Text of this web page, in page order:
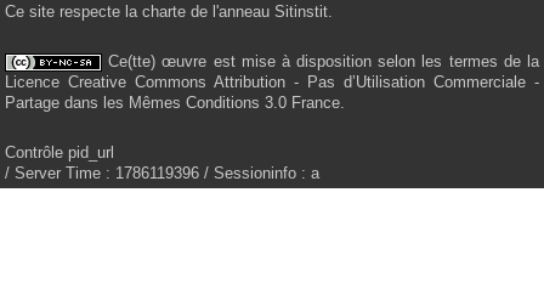
Ce site respecte la charte de l'anneau Sitinstit.
Ce(tte) œuvre est mise à disposition selon les termes de la
Licence Creative Commons Attribution - Pas d’Utilisation Commerciale -
Partage dans les Mêmes Conditions 3.0 France.
Contrôle pid_url
/ Server Time : 1786119396 / Sessioninfo : a